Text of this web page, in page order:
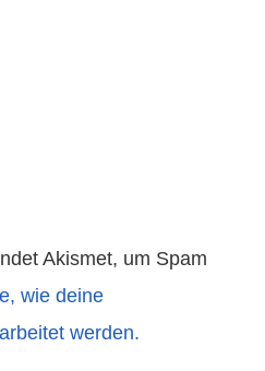
Akismet, um Spam
wie deine
werden.